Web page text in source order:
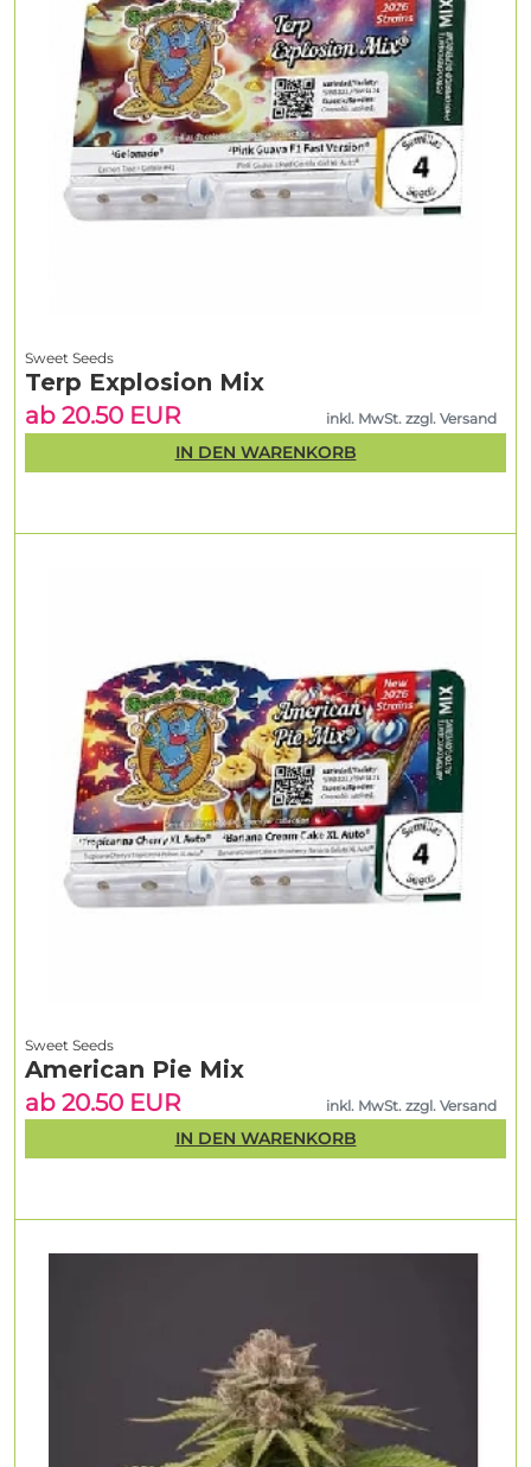
Sweet Seeds
American Pie Mix
ab 20.50 EUR
inkl. MwSt. zzgl. Versand
IN DEN WARENKORB
Sweet Seeds
Terp Explosion Mix
ab 20.50 EUR
inkl. MwSt. zzgl. Versand
IN DEN WARENKORB